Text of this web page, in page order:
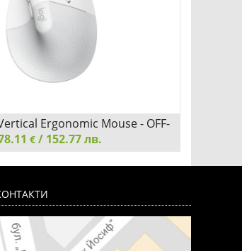
- EMEA
Ergonomic Mouse - OFF-
PALE GREY - EMEA
€/ 152.77 лв.